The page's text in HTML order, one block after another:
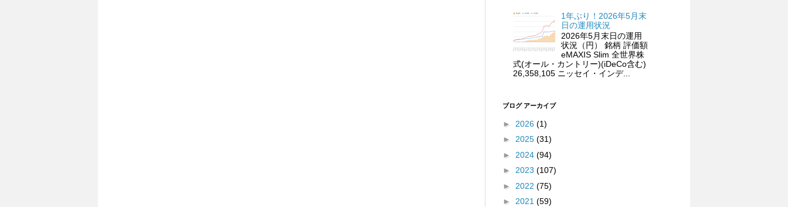
1年ぶり！2026年5月末
日の運用状況
2026年5月末日の運用
状況（円） 銘柄 評価額
eMAXIS Slim 全世界株
式(オール・カントリー)(iDeCo含む)
26,358,105 ニッセイ・インデ...
ブログ アーカイブ
► 2026 (1)
► 2025 (31)
► 2024 (94)
► 2023 (107)
► 2022 (75)
► 2021 (59)